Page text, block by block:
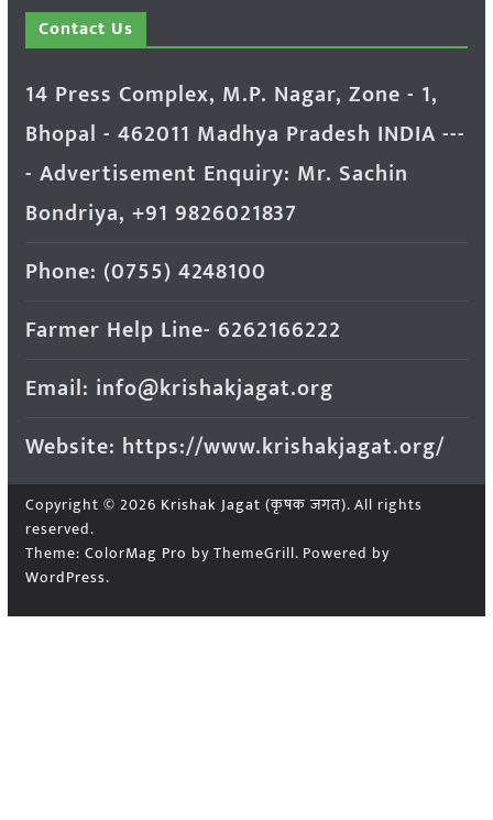
Contact Us
14 Press Complex, M.P. Nagar, Zone - 1,
Bhopal - 462011 Madhya Pradesh INDIA ---
- Advertisement Enquiry: Mr. Sachin
Bondriya, +91 9826021837
Phone: (0755) 4248100
Farmer Help Line- 6262166222
Email: info@krishakjagat.org
Website: https://www.krishakjagat.org/
Copyright © 2026 Krishak Jagat (कृषक जगत). All rights
reserved.
Theme: ColorMag Pro by ThemeGrill. Powered by
WordPress.